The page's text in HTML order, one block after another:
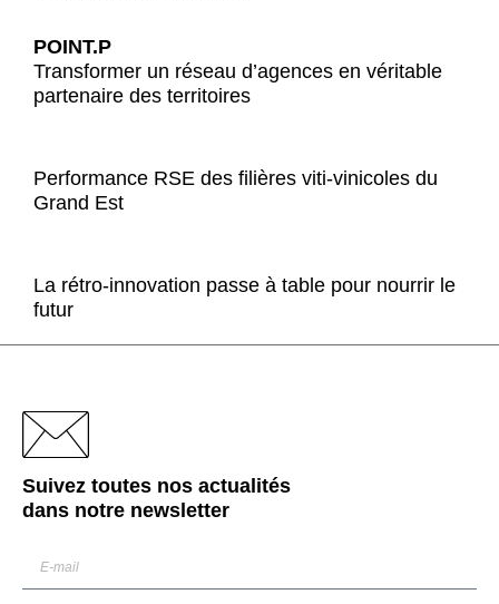
POINT.P
Transformer un réseau d’agences en véritable
partenaire des territoires
Performance RSE des filières viti-vinicoles du
Grand Est
La rétro-innovation passe à table pour nourrir le
futur
Suivez toutes nos actualités
dans notre newsletter